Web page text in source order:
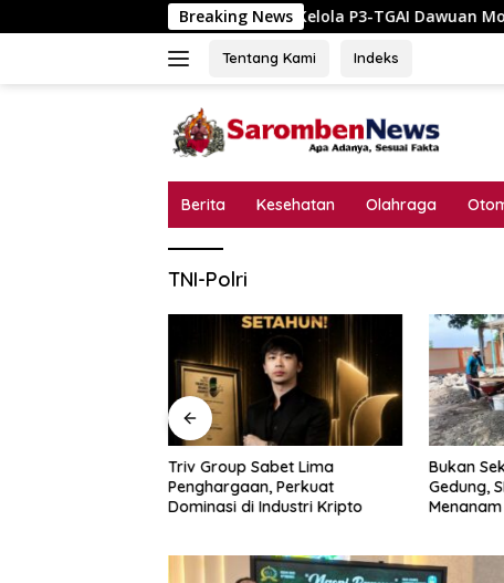
ke
Breaking News
Skandal Tata Kelola P3-TGAI Dawuan
Tentang Kami Indeks
Berita Kesehatan Olahraga
TNI-Polri
Triv Group Sabet Lima
Penghargaan, Perkuat
Dominasi di Industri Kripto
Bukan
Gedung,
Khusus